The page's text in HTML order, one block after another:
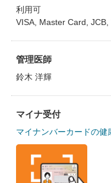
利用可
VISA, Master Card,
管理医師
鈴木 洋輝
マイナ受付
マイナンバーカードの健